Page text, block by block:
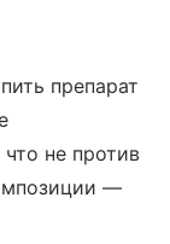
препарат
не против
—